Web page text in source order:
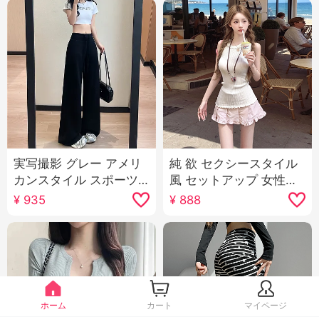
実写撮影 グレー アメリ
カンスタイル スポーツ
パンツ 女性 2025 夏 新
品 ハイウエスト スリム
効果 ストレート リラッ
クス 感 カジュアル ワイ
ドパンツ
¥ 935
純 欲 セクシースタイル
風 セットアップ 女性
2026 夏 新品 ノースリ
ーブ ニット ベスト トッ
プス プリーツ スカート
ツーピースセット
¥ 888
ホーム カート マイページ